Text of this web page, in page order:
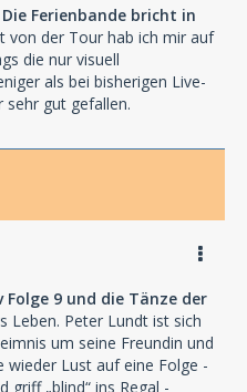
Ferienbande bricht in
von der Tour hab ich mir auf
die nur visuell
als bei bisherigen Live-
sehr gut gefallen.
9 und die Tänze der
Leben. Peter Lundt ist sich
um seine Freundin und
wieder Lust auf eine Folge -
griff „blind“ ins Regal -